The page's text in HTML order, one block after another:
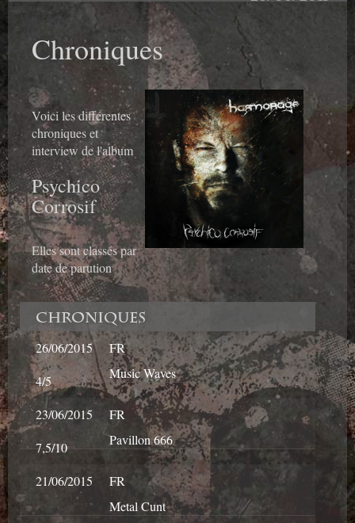
Chroniques
Voici les différentes
chroniques et
interview de l'album
Psychico
Corrosif
Elles sont classés par
date de parution
Chroniques
26/06/2015
FR
Music Waves
4/5
23/06/2015
FR
Pavillon 666
7,5/10
21/06/2015
FR
Metal Cunt